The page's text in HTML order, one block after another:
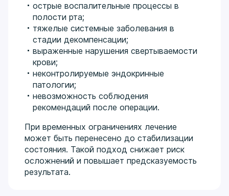
острые воспалительные процессы в
полости рта;
тяжелые системные заболевания в
стадии декомпенсации;
выраженные нарушения свертываемости
крови;
неконтролируемые эндокринные
патологии;
невозможность соблюдения
рекомендаций после операции.
При временных ограничениях лечение
может быть перенесено до стабилизации
состояния. Такой подход снижает риск
осложнений и повышает предсказуемость
результата.